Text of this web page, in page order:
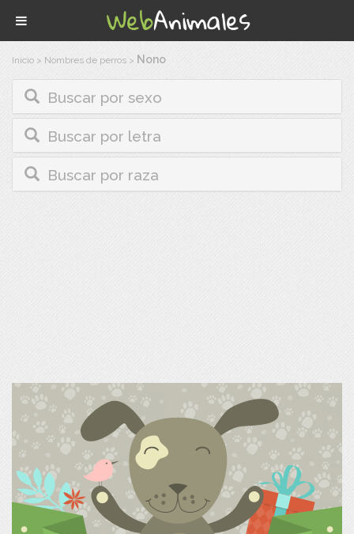
Inicio > Nombres de perros > Nono
Buscar por sexo
Buscar por letra
Buscar por raza